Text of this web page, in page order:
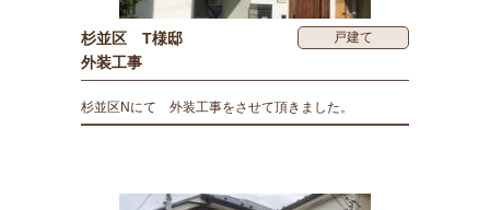
戸建て
杉並区 T様邸
外装工事
杉並区Nにて 外装工事をさせて頂きました。